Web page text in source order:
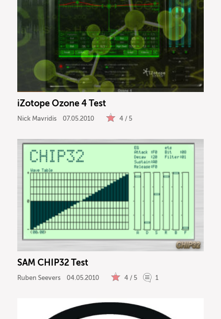
iZotope Ozone 4 Test
Nick Mavridis 07.05.2010 4 / 5
SAM CHIP32 Test
Ruben Seevers 04.05.2010 4 / 5 1